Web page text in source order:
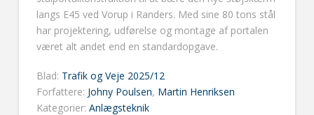
langs E45 ved Vorup i Randers. Med sine 80 tons stål
har projektering, udførelse og montage af portalen
været alt andet end en standardopgave.
Blad: Trafik og Veje 2025/12
Forfattere: Johny Poulsen, Martin Henriksen
Kategorier: Anlægsteknik